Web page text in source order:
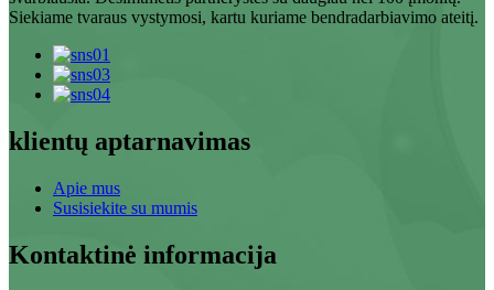
Siekiame tvaraus vystymosi, kartu kuriame bendradarbiavimo ateitį.
klientų aptarnavimas
Apie mus
Susisiekite su mumis
Kontaktinė informacija